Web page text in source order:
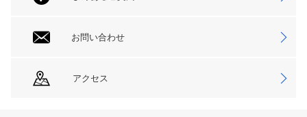
お問い合わせ
アクセス